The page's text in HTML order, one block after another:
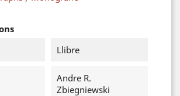
Llibre
Andre R.
Zbiegniewski